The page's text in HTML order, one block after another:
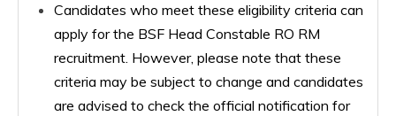
Candidates who meet these eligibility criteria can
apply for the BSF Head Constable RO RM
recruitment. However, please note that these
criteria may be subject to change and candidates
are advised to check the official notification for